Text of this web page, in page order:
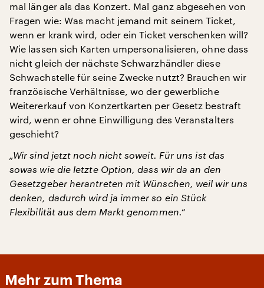
mal länger als das Konzert. Mal ganz abgesehen von
Fragen wie: Was macht jemand mit seinem Ticket,
wenn er krank wird, oder ein Ticket verschenken will?
Wie lassen sich Karten umpersonalisieren, ohne dass
nicht gleich der nächste Schwarzhändler diese
Schwachstelle für seine Zwecke nutzt? Brauchen wir
französische Verhältnisse, wo der gewerbliche
Weitererkauf von Konzertkarten per Gesetz bestraft
wird, wenn er ohne Einwilligung des Veranstalters
geschieht?
„Wir sind jetzt noch nicht soweit. Für uns ist das
sowas wie die letzte Option, dass wir da an den
Gesetzgeber herantreten mit Wünschen, weil wir uns
denken, dadurch wird ja immer so ein Stück
Flexibilität aus dem Markt genommen.“
Mehr zum Thema